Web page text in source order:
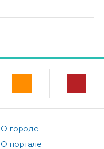
О городе
О портале